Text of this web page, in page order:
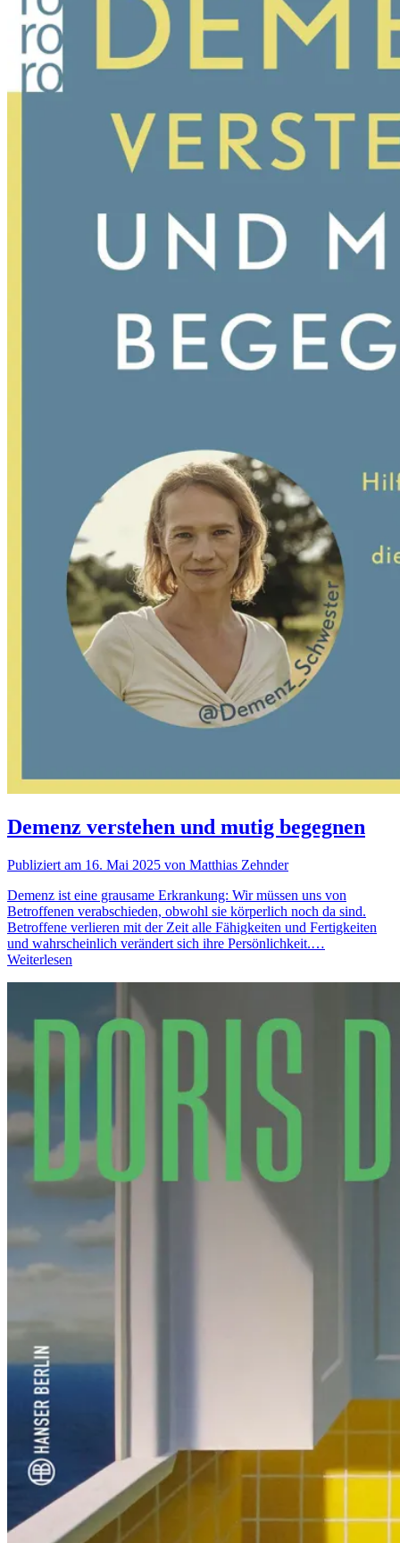
Demenz verstehen und mutig begegnen
Publiziert am 16. Mai 2025 von Matthias Zehnder
Demenz ist eine grausame Erkrankung: Wir müssen uns von
Betroffenen verabschieden, obwohl sie körperlich noch da sind.
Betroffene verlieren mit der Zeit alle Fähigkeiten und Fertigkeiten
und wahrscheinlich verändert sich ihre Persönlichkeit.…
Weiterlesen